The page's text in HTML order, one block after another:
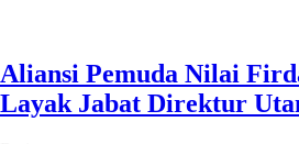
Aliansi Pemuda Nilai
Layak Jabat Direktur